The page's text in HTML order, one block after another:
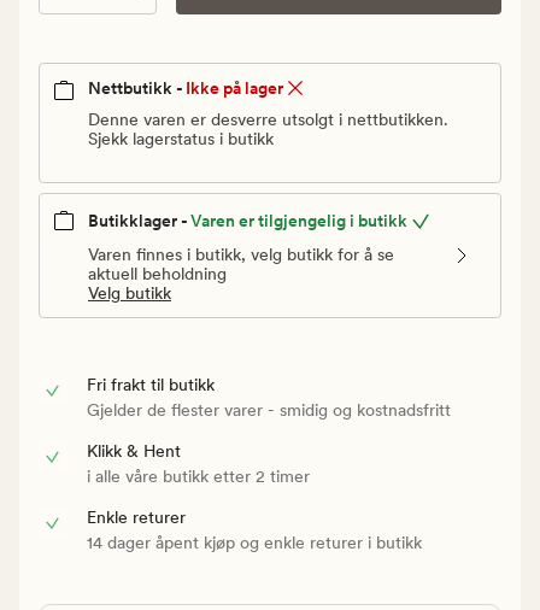
Nettbutikk - Ikke på lager
Denne varen er desverre utsolgt i nettbutikken.
Sjekk lagerstatus i butikk
Butikklager -Varen er tilgjengelig i butikk
Varen finnes i butikk, velg butikk for å se
aktuell beholdning
Velg butikk
Fri frakt til butikk
Gjelder de flester varer - smidig og kostnadsfritt
Klikk & Hent
i alle våre butikk etter 2 timer
Enkle returer
14 dager åpent kjøp og enkle returer i butikk